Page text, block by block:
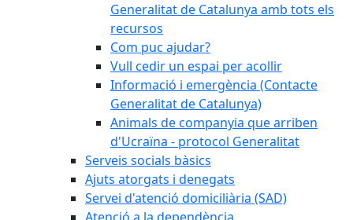
Generalitat de Catalunya amb tots els
recursos
Com puc ajudar?
Vull cedir un espai per acollir
Informació i emergència (Contacte
Generalitat de Catalunya)
Animals de companyia que arriben
d'Ucraïna - protocol Generalitat
Serveis socials bàsics
Ajuts atorgats i denegats
Servei d'atenció domiciliària (SAD)